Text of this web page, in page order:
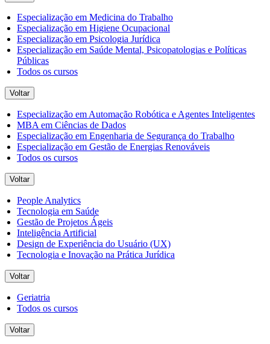
Especialização em Medicina do Trabalho
Especialização em Higiene Ocupacional
Especialização em Psicologia Jurídica
Especialização em Saúde Mental, Psicopatologias e Políticas
Públicas
Todos os cursos
Voltar
Especialização em Automação Robótica e Agentes Inteligentes
MBA em Ciências de Dados
Especialização em Engenharia de Segurança do Trabalho
Especialização em Gestão de Energias Renováveis
Todos os cursos
Voltar
People Analytics
Tecnologia em Saúde
Gestão de Projetos Ágeis
Inteligência Artificial
Design de Experiência do Usuário (UX)
Tecnologia e Inovação na Prática Jurídica
Voltar
Geriatria
Todos os cursos
Voltar